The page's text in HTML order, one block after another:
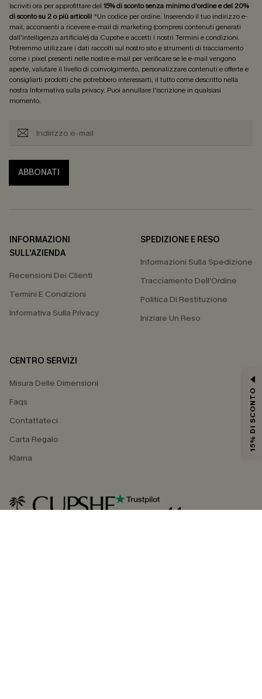
Iscriviti ora per approfittare del 15% di sconto senza minimo d'ordine e del 20%
di sconto su 2 o più articoli! *Un codice per ordine. Inserendo il tuo indirizzo e-
mail, acconsenti a ricevere e-mail di marketing (compresi contenuti generati
dall'intelligenza artificiale) da Cupshe e accetti i nostri Termini e condizioni.
Potremmo utilizzare i dati raccolti sul nostro sito e strumenti di tracciamento
come i pixel presenti nelle nostre e-mail per verificare se le e-mail vengono
aperte, valutare il livello di coinvolgimento, personalizzare contenuti e offerte e
consigliarti prodotti che potrebbero interessarti, il tutto come descritto nella
nostra Informativa sulla privacy. Puoi annullare l'iscrizione in qualsiasi
momento.
ABBONATI
INFORMAZIONI
SULL'AZIENDA
Recensioni Dei Clienti
Termini E Condizioni
Informativa Sulla Privacy
SPEDIZIONE E RESO
Informazioni Sulla Spedizione
Tracciamento Dell'Ordine
Politica Di Restituzione
Iniziare Un Reso
CENTRO SERVIZI
Misura Delle Dimensioni
Faqs
Contattateci
Carta Regalo
Klarna
4.4
15% DI SCONTO